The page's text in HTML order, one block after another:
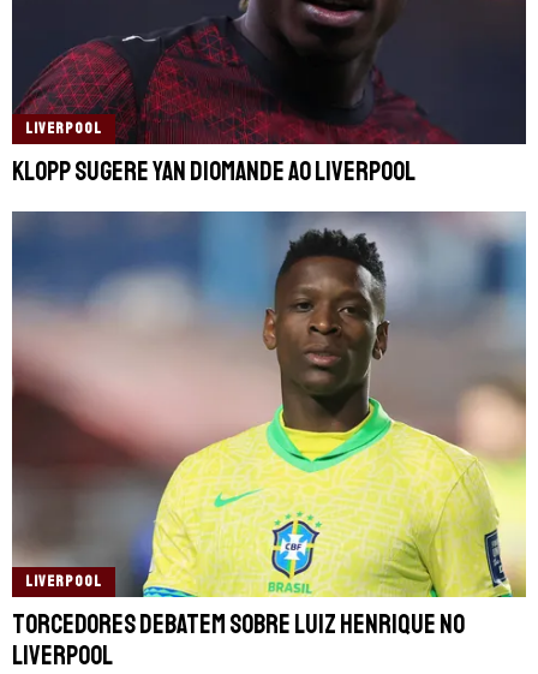
LIVERPOOL
Klopp sugere Yan Diomande ao Liverpool
LIVERPOOL
Torcedores debatem sobre Luiz Henrique no
Liverpool